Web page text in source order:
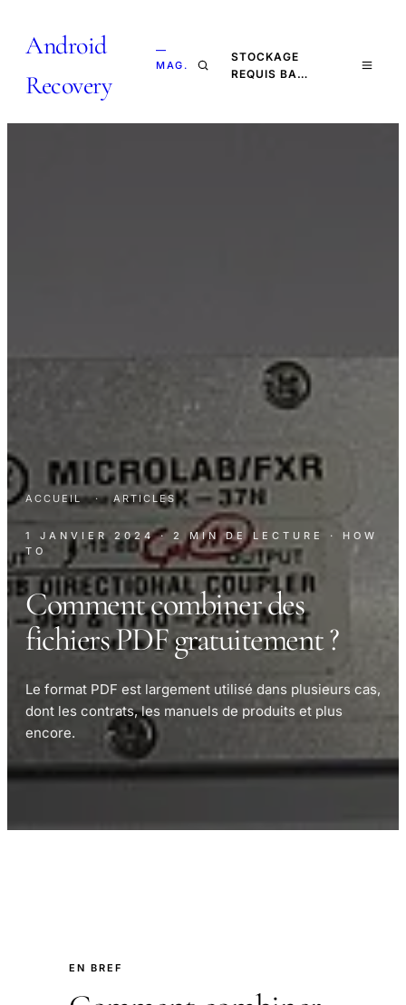
Android
Recovery
—
MAG.
STOCKAGE
REQUIS BA…
ACCUEIL · ARTICLES
1 JANVIER 2024 · 2 MIN DE LECTURE
· HOW
TO
Comment combiner des
fichiers PDF gratuitement ?
Le format PDF est largement utilisé dans plusieurs cas,
dont les contrats, les manuels de produits et plus
encore.
EN BREF